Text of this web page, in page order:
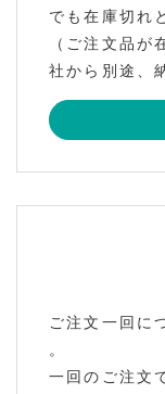
でも在庫切れ
（ご注文品が
社から別途、
ご注文一回に
。
一回のご注文